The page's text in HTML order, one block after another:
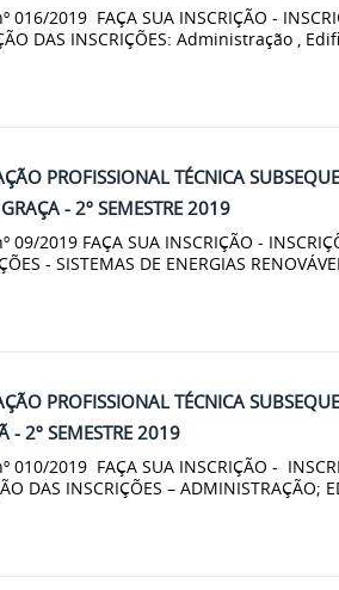
016/2019 FAÇA SUA INSCRIÇÃO -
DAS INSCRIÇÕES: Administração ,
PROFISSIONAL TÉCNICA
- 2º SEMESTRE 2019
09/2019 FAÇA SUA INSCRIÇÃO -
- SISTEMAS DE ENERGIAS
PROFISSIONAL TÉCNICA
- 2º SEMESTRE 2019
010/2019 FAÇA SUA INSCRIÇÃO -
DAS INSCRIÇÕES – ADMINISTRAÇÃO;